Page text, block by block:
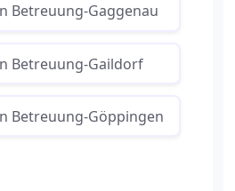
Betreuung-Gaggenau
Betreuung-Gaildorf
Betreuung-Göppingen